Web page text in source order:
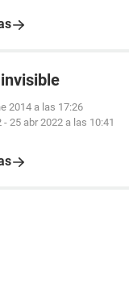
2014 a las 17:26
- 25 abr 2022 a las 10:41